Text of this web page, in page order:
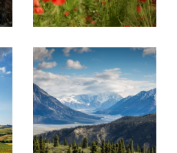
bien
aider des
leurs biens
française mais
inversement pouraider
à trouver le bien de